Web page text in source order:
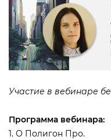
Участие в вебинаре
Программа вебинара:
1. О Полигон Про.